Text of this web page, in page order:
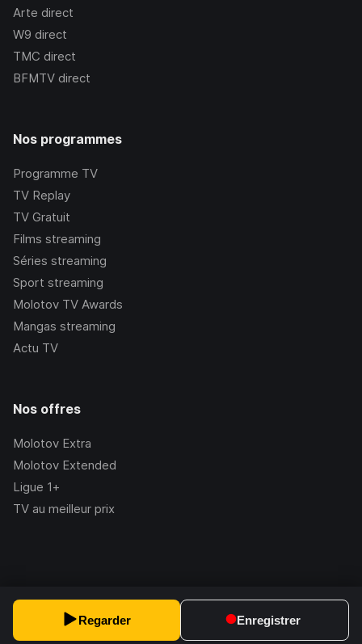
Regarder Enregistrer
Arte direct
W9 direct
TMC direct
BFMTV direct
Nos programmes
Programme TV
TV Replay
TV Gratuit
Films streaming
Séries streaming
Sport streaming
Molotov TV Awards
Mangas streaming
Actu TV
Nos offres
Molotov Extra
Molotov Extended
Ligue 1+
TV au meilleur prix
2.228.1